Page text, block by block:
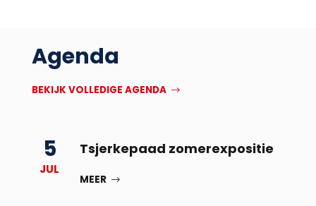
Agenda
BEKIJK VOLLEDIGE AGENDA
5
JUL
Tsjerkepaad zomerexpositie
MEER